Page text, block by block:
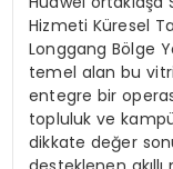
Hizmeti Küresel
Longgang Bölge
temel alan bu
entegre bir
topluluk ve
dikkate değer